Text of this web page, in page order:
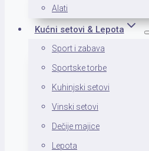
Alati
Kućni setovi & Lepota
Sport i zabava
Sportske torbe
Kuhinjski setovi
Vinski setovi
Dečije majice
Lepota